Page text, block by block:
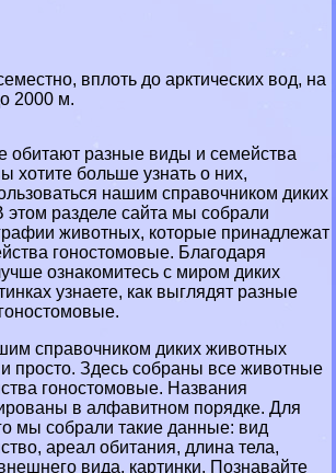
вплоть до арктических вод, на
2000 м.
обитают разные виды и семейства
хотите больше узнать о них,
нашим справочником диких
разделе сайта мы собрали
животных, которые принадлежат
гоностомовые. Благодаря
ознакомитесь с миром диких
узнаете, как выглядят разные
справочником диких животных
и просто. Здесь собраны все животные
гоностомовые. Названия
в алфавитном порядке. Для
мы собрали такие данные: вид
ареал обитания, длина тела,
вида, картинки. Познавайте